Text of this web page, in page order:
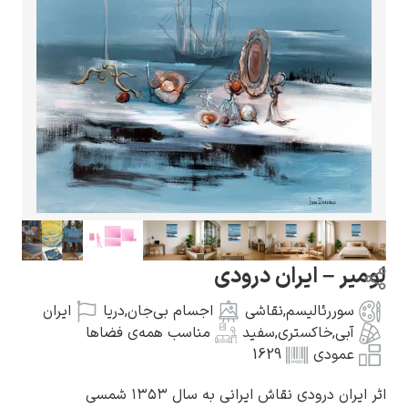
گوستاو کلیمت
ادوارد مونک
کامی پیسارو
لومیر – ایران درودی
سوررئالیسم,نقاشی اجسام بی‌جان,دریا
ایران
آبی خاکستری,سفید
مناسب همه‌ی فضاها
عمودی
1629
اثر ایران درودی نقاش ایرانی به سال ۱۳۵۳ شمسی